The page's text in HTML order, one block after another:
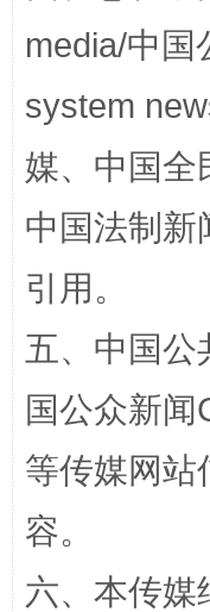
站台名比
漫山遍野的桃花与
media/中国
system
媒、中国全
中国法制新
引用。
五、中国公
国公众新
等传媒网站
容。
六、本传媒